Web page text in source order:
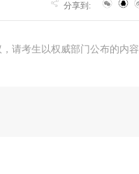
分享到:
请考生以权威部门公布的内容